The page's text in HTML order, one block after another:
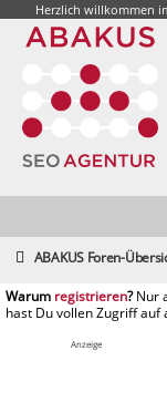
Herzlich willkommen
ABAKUS Foren-
registrieren
Anzeige